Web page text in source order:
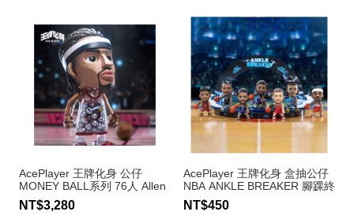
AcePlayer 王牌化身 公仔
MONEY BALL系列 76人 Allen
Iverson #3
NT$3,280
AcePlayer 王牌化身 盒抽公仔
NBA ANKLE BREAKER 腳踝終
結者系列（單隻入）
NT$450